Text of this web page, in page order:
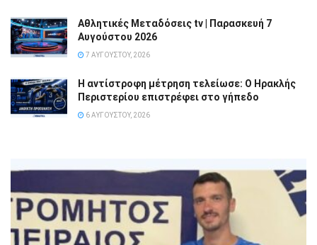
Αθλητικές Μεταδόσεις tv | Παρασκευή 7
Αυγούστου 2026
7 ΑΥΓΟΎΣΤΟΥ, 2026
Η αντίστροφη μέτρηση τελείωσε: Ο Ηρακλής
Περιστερίου επιστρέφει στο γήπεδο
6 ΑΥΓΟΎΣΤΟΥ, 2026